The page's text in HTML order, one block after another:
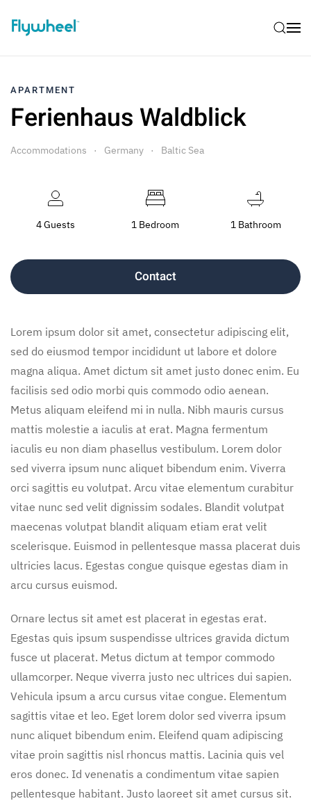
APARTMENT
Ferienhaus Waldblick
Accommodations Germany Baltic Sea
4 Guests 1 Bedroom 1 Bathroom
Contact
Lorem ipsum dolor sit amet, consectetur adipiscing elit,
sed do eiusmod tempor incididunt ut labore et dolore
magna aliqua. Amet dictum sit amet justo donec enim. Eu
facilisis sed odio morbi quis commodo odio aenean.
Metus aliquam eleifend mi in nulla. Nibh mauris cursus
mattis molestie a iaculis at erat. Magna fermentum
iaculis eu non diam phasellus vestibulum. Lorem dolor
sed viverra ipsum nunc aliquet bibendum enim. Viverra
orci sagittis eu volutpat. Arcu vitae elementum curabitur
vitae nunc sed velit dignissim sodales. Blandit volutpat
maecenas volutpat blandit aliquam etiam erat velit
scelerisque. Euismod in pellentesque massa placerat duis
ultricies lacus. Egestas congue quisque egestas diam in
arcu cursus euismod.
Ornare lectus sit amet est placerat in egestas erat.
Egestas quis ipsum suspendisse ultrices gravida dictum
fusce ut placerat. Metus dictum at tempor commodo
ullamcorper. Neque viverra justo nec ultrices dui sapien.
Vehicula ipsum a arcu cursus vitae congue. Elementum
sagittis vitae et leo. Eget lorem dolor sed viverra ipsum
nunc aliquet bibendum enim. Eleifend quam adipiscing
vitae proin sagittis nisl rhoncus mattis. Lacinia quis vel
eros donec. Id venenatis a condimentum vitae sapien
pellentesque habitant. Justo laoreet sit amet cursus sit.